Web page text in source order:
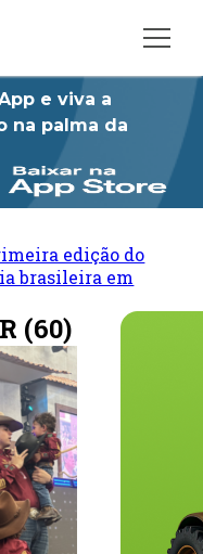
e viva a
na palma da
edição do
brasileira em
(60)